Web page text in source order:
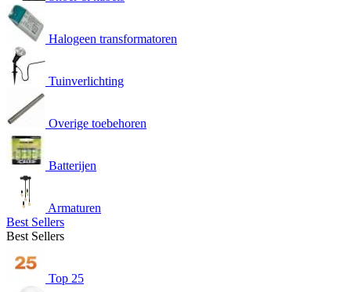
Halogeen transformatoren
Tuinverlichting
Overige toebehoren
Batterijen
Armaturen
Best Sellers
Best Sellers
Top 25